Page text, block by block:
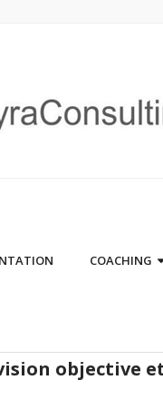
COACHING
objective